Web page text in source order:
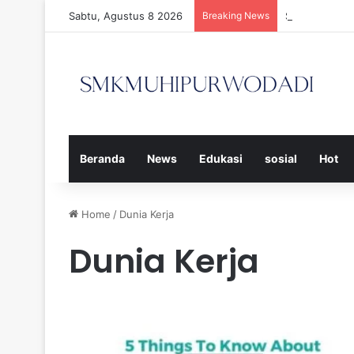
Sabtu, Agustus 8 2026 Breaking News Strategi
Beranda News Edukasi sosial Hot
Home / Dunia Kerja
Dunia Kerja